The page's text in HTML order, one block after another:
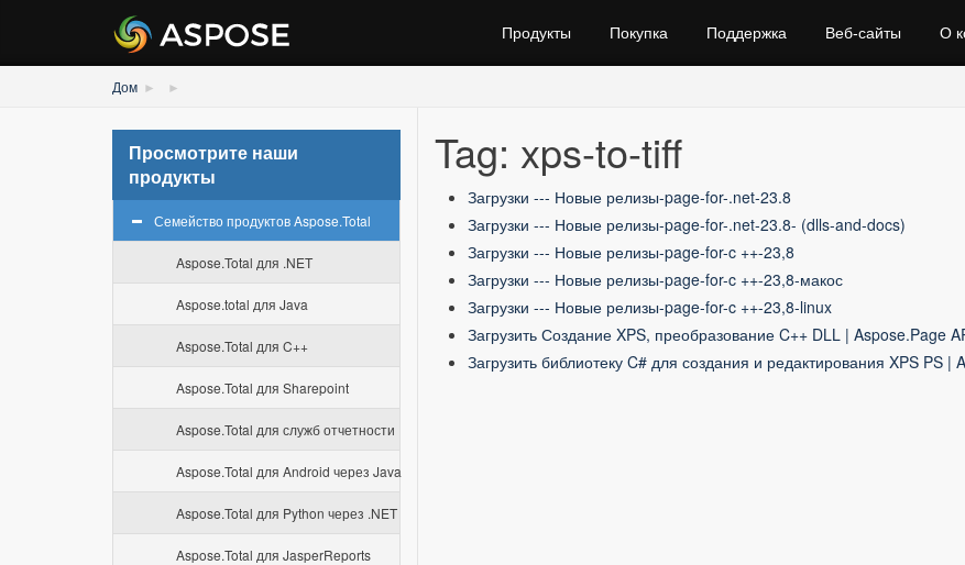
Продукты Покупка Поддержка Веб‑сайты О
Дом
Просмотрите наши
продукты
Семейство продуктов Aspose.Total
Aspose.Total для .NET
Aspose.total для Java
Aspose.Total для C++
Aspose.Total для Sharepoint
Aspose.Total для служб отчетности
Aspose.Total для Android через Java
Aspose.Total для Python через .NET
Aspose.Total для JasperReports
Tag: xps-to-tiff
Загрузки --- Новые релизы-page-for-.net-23.8
Загрузки --- Новые релизы-page-for-.net-23.8- (dlls-and-docs)
Загрузки --- Новые релизы-page-for-c ++-23,8
Загрузки --- Новые релизы-page-for-c ++-23,8-макос
Загрузки --- Новые релизы-page-for-c ++-23,8-linux
Загрузить Создание XPS, преобразование C++ DLL | Aspose.Page
Загрузить библиотеку C# для создания и редактирования XPS PS |